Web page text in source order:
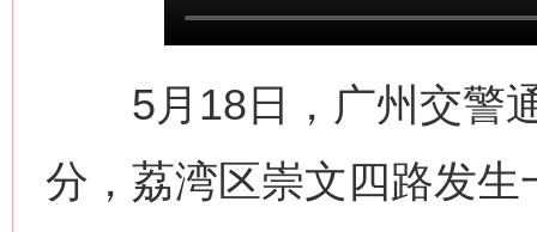
5月18日，广州交警通
分，荔湾区崇文四路发
在谋一域中谋全局